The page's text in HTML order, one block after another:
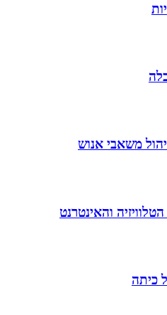
משאבי אנוש
והאינטרנט
כיתה